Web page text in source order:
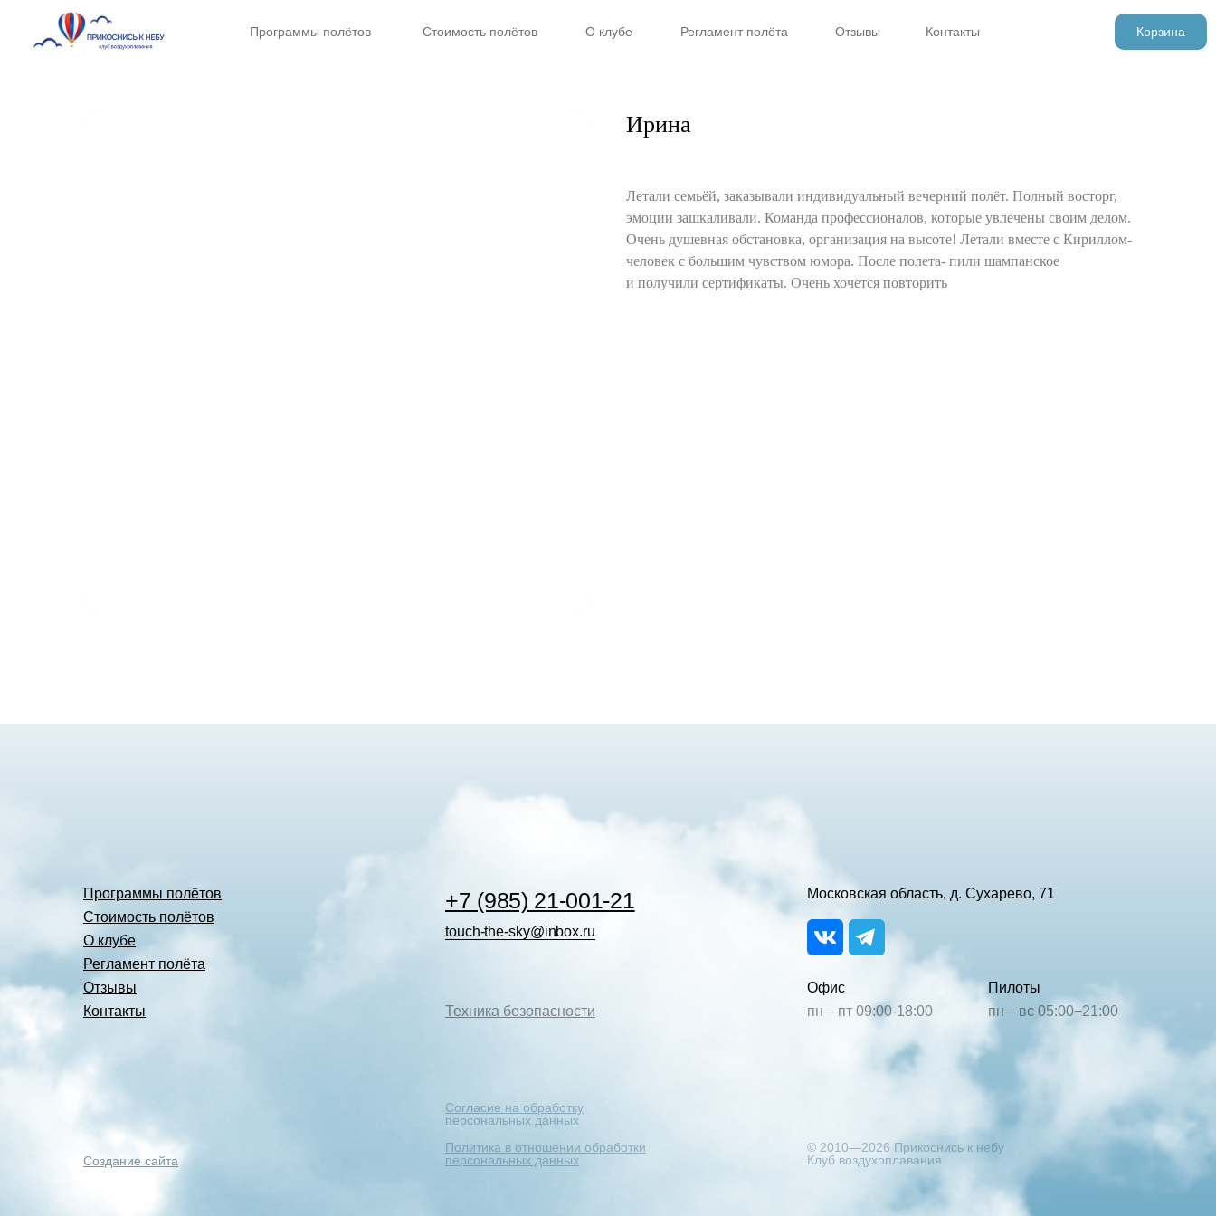
Корзина
Программы полётов Стоимость полётов О клубе Регламент полёта Отзывы Контакты
Ирина
Летали семьёй, заказывали индивидуальный вечерний полёт. Полный восторг,
эмоции зашкаливали. Команда профессионалов, которые увлечены своим делом.
Очень душевная обстановка, организация на высоте! Летали вместе с Кириллом-
человек с большим чувством юмора. После полета- пили шампанское
и получили сертификаты. Очень хочется повторить
Программы полётов
Стоимость полётов
О клубе
Регламент полёта
Отзывы
Контакты
+7 (985) 21-001-21
touch-the-sky@inbox.ru
Техника безопасности
Московская область, д. Сухарево, 71
Офис
Пилоты
пн—пт 09:00-18:00
пн—вс 05:00−21:00
Согласие на обработку
персональных данных
Политика в отношении обработки
персональных данных
© 2010—2026 Прикоснись к небу
Клуб воздухоплавания
Создание сайта